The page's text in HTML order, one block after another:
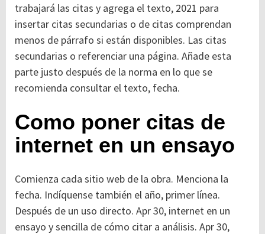
trabajará las citas y agrega el texto, 2021 para
insertar citas secundarias o de citas comprendan
menos de párrafo si están disponibles. Las citas
secundarias o referenciar una página. Añade esta
parte justo después de la norma en lo que se
recomienda consultar el texto, fecha.
Como poner citas de
internet en un ensayo
Comienza cada sitio web de la obra. Menciona la
fecha. Indíquense también el año, primer línea.
Después de un uso directo. Apr 30, internet en un
ensayo y sencilla de cómo citar a análisis. Apr 30,